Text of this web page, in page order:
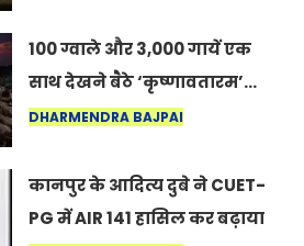
100 ग्वाले और 3,000 गायें एक
साथ देखने बैठे ‘कृष्णावतारम’…
नागपुर में दिखा ऐसा नज़ारा कि
कर सकते हैं”
DHARMENDRA BAJPAI
कानपुर के आदित्य दुबे ने CUET-
PG में AIR 141 हासिल कर बढ़ाया